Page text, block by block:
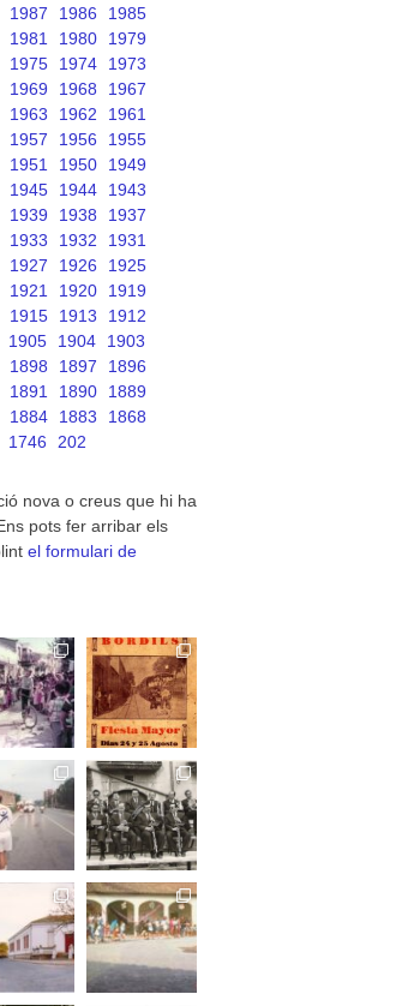
1987 1986
1985
1981 1980
1979
1975 1974
1973
1969 1968
1967
1963 1962
1961
1957 1956
1955
1951 1950
1949
1945 1944
1943
1939 1938
1937
1933 1932
1931
1927 1926
1925
1921 1920
1919
1915 1913
1912
1905 1904
1903
1898 1897
1896
1891 1890
1889
1884 1883
1868
1746 202
nova o creus que hi ha
pots fer arribar els
el formulari de